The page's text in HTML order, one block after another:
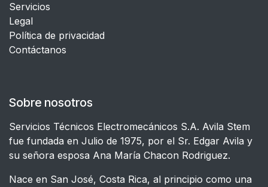
Servicios
Legal
​Política de privacidad
Contáctanos
Sobre nosotros
Servicios Técnicos Electromecánicos S.A. Avila Stem
fue fundada en Julio de 1975, por el Sr. Edgar Avila y
su señora esposa Ana María Chacon Rodriguez.
Nace en San José, Costa Rica, al principio como una